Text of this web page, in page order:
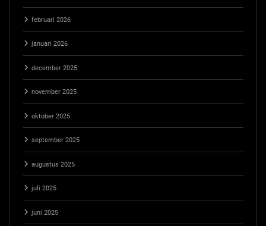
februari 2026
januari 2026
december 2025
november 2025
oktober 2025
september 2025
augustus 2025
juli 2025
juni 2025